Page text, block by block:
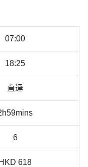
07:00
18:25
直達
6
HKD 618